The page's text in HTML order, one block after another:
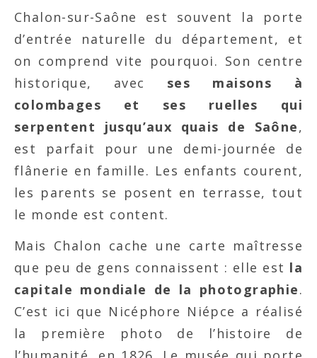
Chalon-sur-Saône est souvent la porte
d’entrée naturelle du département, et
on comprend vite pourquoi. Son centre
historique, avec ses maisons à
colombages et ses ruelles qui
serpentent jusqu’aux quais de Saône,
est parfait pour une demi-journée de
flânerie en famille. Les enfants courent,
les parents se posent en terrasse, tout
le monde est content.
Mais Chalon cache une carte maîtresse
que peu de gens connaissent : elle est la
capitale mondiale de la photographie.
C’est ici que Nicéphore Niépce a réalisé
la première photo de l’histoire de